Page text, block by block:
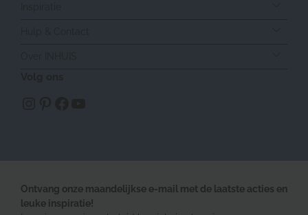
Ontvang onze maandelijkse e-mail met de laatste acties en
leuke inspiratie!